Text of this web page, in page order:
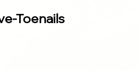
Toenails